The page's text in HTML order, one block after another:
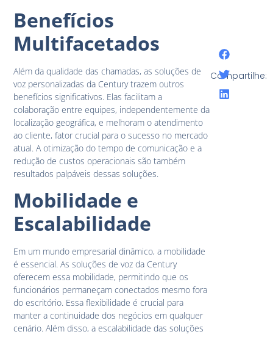
Benefícios
Multifacetados
Além da qualidade das chamadas, as soluções de
voz personalizadas da Century trazem outros
benefícios significativos. Elas facilitam a
colaboração entre equipes, independentemente da
localização geográfica, e melhoram o atendimento
ao cliente, fator crucial para o sucesso no mercado
atual. A otimização do tempo de comunicação e a
redução de custos operacionais são também
resultados palpáveis dessas soluções.
Mobilidade e
Escalabilidade
Em um mundo empresarial dinâmico, a mobilidade
é essencial. As soluções de voz da Century
oferecem essa mobilidade, permitindo que os
funcionários permaneçam conectados mesmo fora
do escritório. Essa flexibilidade é crucial para
manter a continuidade dos negócios em qualquer
cenário. Além disso, a escalabilidade das soluções
Compartilhe: